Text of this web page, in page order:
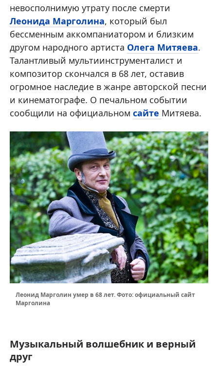
невосполнимую утрату после смерти
Леонида Марголина, который был
бессменным аккомпаниатором и близким
другом народного артиста Олега Митяева.
Талантливый мультиинструменталист и
композитор скончался в 68 лет, оставив
огромное наследие в жанре авторской песни
и кинематографе. О печальном событии
сообщили на официальном сайте Митяева.
Леонид Марголин умер в 68 лет. Фото: официальный сайт
Марголина
Музыкальный волшебник и верный
друг